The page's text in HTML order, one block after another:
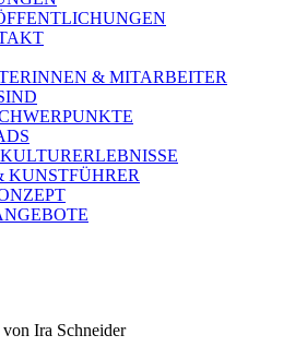
& MITARBEITER
KUNSTFÜHRER